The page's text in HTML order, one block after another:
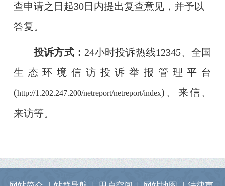
查申请之日起30日内提出复查意见，并予以
答复。
投诉方式： 24小时投诉热线12345、全国
生态环境信访投诉举报管理平台
(http://1.202.247.200/netreport/netreport/index)、来信、
来访等。